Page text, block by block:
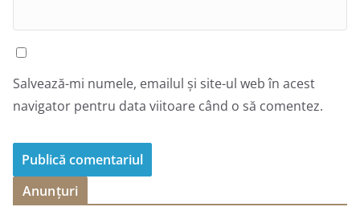
Salvează-mi numele, emailul și site-ul web în acest
navigator pentru data viitoare când o să comentez.
Anunțuri